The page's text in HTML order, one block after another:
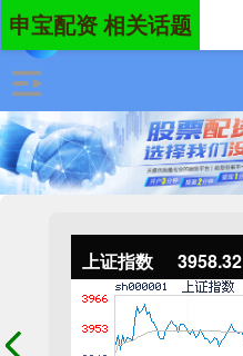
上证指数 3958.32
申宝配资 相关话题